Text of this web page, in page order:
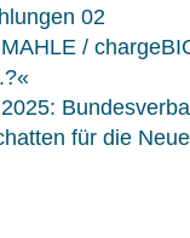
02
/
für die